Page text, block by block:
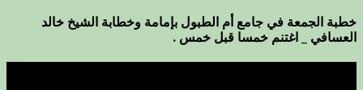
خطبة الجمعة في جامع أم الطبول بإمامة وخطابة الشيخ خالد
العسافي _ اغتنم خمسا قبل خمس .